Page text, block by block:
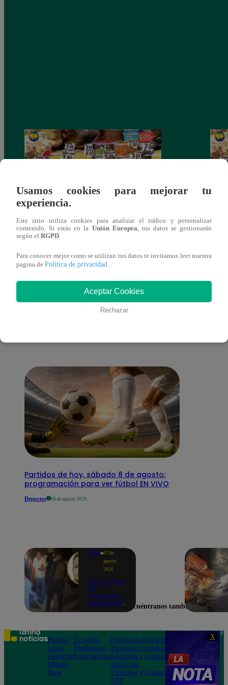
X
Mujeres al Mando – Viernes 25 de febrero
del 2022 – Programa completo
También te puede
interesar
Partidos de hoy, sábado 8 de agosto:
programación para ver fútbol EN VIVO
Deportes 08 de agosto 2026
Perú 07 de
agosto
2026
Giro en caso
de
empresario
secuestrado
cuentas
Usamos cookies para mejorar tu
experiencia.
Este sitio utiliza cookies para analizar el tráfico y personalizar
contenido. Si estás en la Unión Europea , tus datos se gestionarán
según el RGPD
Para conocer mejor como se utilizan tus datos te invitamos leer nuestra
pagina de Política de privacidad
Aceptar Cookies
Rechazar
Encuéntranos también en
Política
Lima
Deportes
Mundo
Perú
Te ayudo
Tendencias
Espectáculos
Política de privacidad
Términos y condiciones
Términos y condiciones
aplicación
Términos y Condiciones
APP
Teléfono: 219
Av. San
Felipe 968
Jesús María